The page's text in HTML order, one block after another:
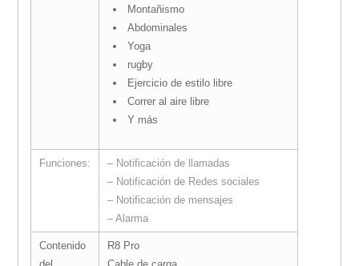
Montañismo
Abdominales
Yoga
rugby
Ejercicio de estilo libre
Correr al aire libre
Y más
Funciones:
– Notificación de llamadas
– Notificación de Redes sociales
– Notificación de mensajes
– Alarma
Contenido
R8 Pro